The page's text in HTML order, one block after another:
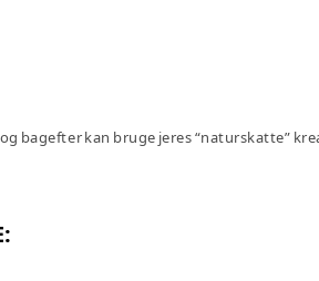
bagefter kan bruge jeres “naturskatte”